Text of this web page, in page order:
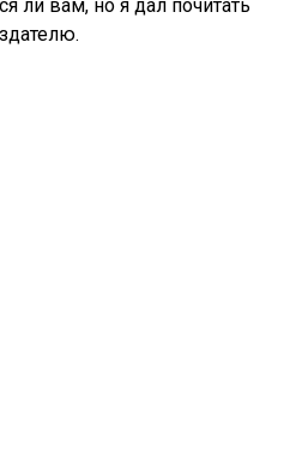
ли вам, но я дал почитать